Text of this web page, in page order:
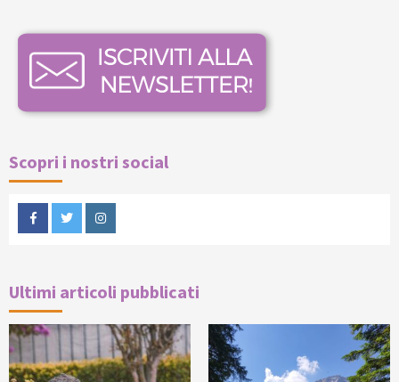
Scopri i nostri social
FacebookTwitterInstagram
Ultimi articoli pubblicati